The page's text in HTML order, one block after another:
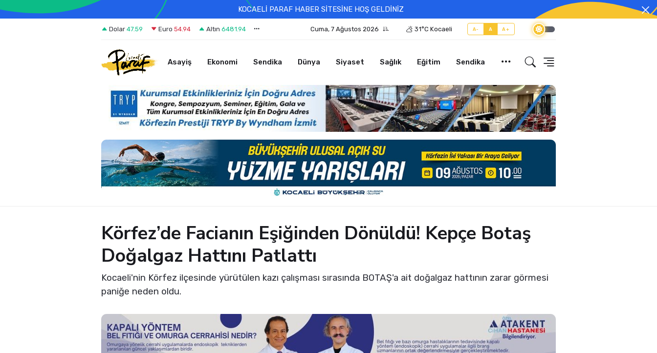
KOCAELİ PARAF HABER SİTESİNE HOŞ GELDİNİZ
Dolar 47.59 Euro 54.94 Altın 6481.94 Cuma, 7 Ağustos 2026 31°C Kocaeli A- A A+
Asayiş Ekonomi Sendika Dünya Siyaset Sağlık Eğitim Sendika
Körfez’de Facianın Eşiğinden Dönüldü! Kepçe Botaş
Doğalgaz Hattını Patlattı
Kocaeli'nin Körfez ilçesinde yürütülen kazı çalışması sırasında BOTAŞ'a ait doğalgaz hattının zarar görmesi
paniğe neden oldu.